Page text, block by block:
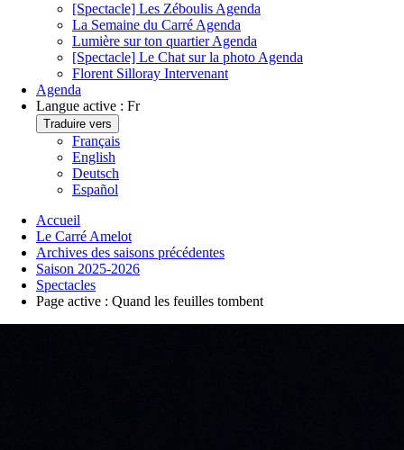
[Spectacle] Les Zéboulis Agenda
La Semaine du Carré Agenda
Lumière sur ton quartier Agenda
[Spectacle] Le Chat sur la photo Agenda
Florent Silloray Intervenant
Agenda
Langue active : Fr
Traduire vers
Français
English
Deutsch
Español
Accueil
Le Carré Amelot
Archives des saisons précédentes
Saison 2025-2026
Spectacles
Page active : Quand les feuilles tombent